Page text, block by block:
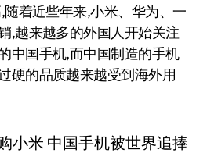
着近些年来,小米、华为、一
,越来越多的外国人开始关注
中国手机,而中国制造的手机
硬的品质越来越受到海外用